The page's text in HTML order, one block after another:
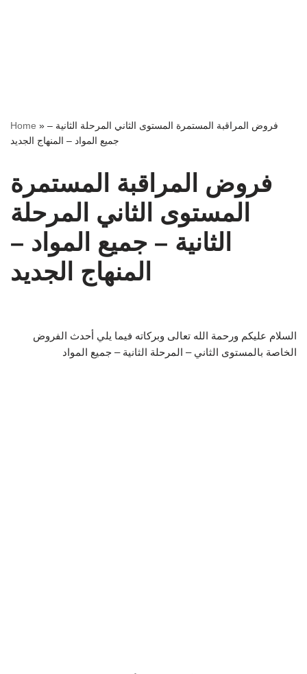
Home » فروض المراقبة المستمرة المستوى الثاني المرحلة الثانية –
جميع المواد – المنهاج الجديد
فروض المراقبة المستمرة
المستوى الثاني المرحلة
الثانية – جميع المواد –
المنهاج الجديد
السلام عليكم ورحمة الله تعالى وبركاته فيما يلي أحدث الفروض
الخاصة بالمستوى الثاني – المرحلة الثانية – جميع المواد